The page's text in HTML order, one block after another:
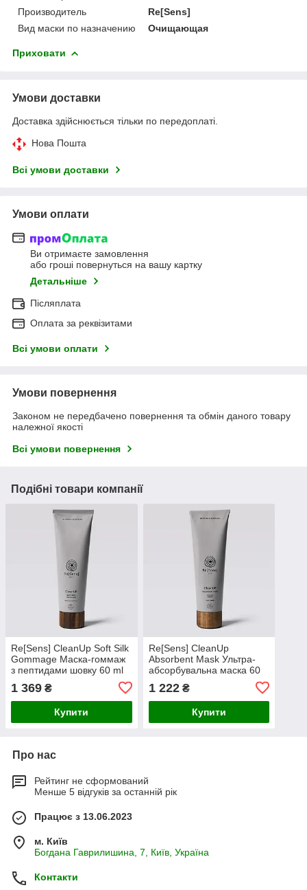
Производитель
Re[Sens]
Вид маски по назначению
Очищающая
Приховати
Умови доставки
Доставка здійснюється тільки по передоплаті.
Нова Пошта
Всі умови доставки
Умови оплати
Ви отримаєте замовлення
або гроші повернуться на вашу картку
Детальніше
Післяплата
Оплата за реквізитами
Всі умови оплати
Умови повернення
Законом не передбачено повернення та обмін даного товару
належної якості
Всі умови повернення
Подібні товари компанії
Re[Sens] CleanUp Soft Silk
Gommage Маска-гоммаж
з пептидами шовку 60 ml
1 369 ₴
Купити
Re[Sens] CleanUp
Absorbent Mask Ультра-
абсорбувальна маска 60
1 222₴
Купити
Про нас
Рейтинг не сформований
Менше 5 відгуків за останній рік
Працює з 13.06.2023
м. Київ
Богдана Гаврилишина, 7, Київ, Україна
Контакти